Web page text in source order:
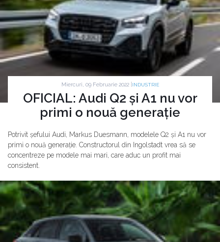
Miercuri, 09 Februarie 2022 | INDUSTRIE
OFICIAL: Audi Q2 și A1 nu vor
primi o nouă generație
Potrivit șefului Audi, Markus Duesmann, modelele Q2 și A1 nu vor
primi o nouă generație. Constructorul din Ingolstadt vrea să se
concentreze pe modele mai mari, care aduc un profit mai
consistent.